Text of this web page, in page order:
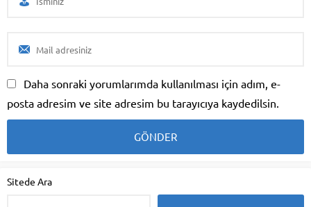
Daha sonraki yorumlarımda kullanılması için adım, e-
posta adresim ve site adresim bu tarayıcıya kaydedilsin.
Sitede Ara